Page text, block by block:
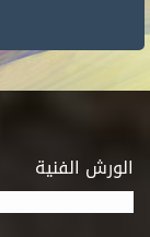
الورش الفنية